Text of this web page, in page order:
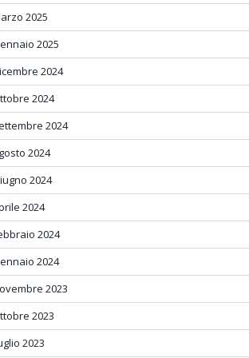
2025
2025
2024
2024
2024
2024
2024
2024
2024
2024
2023
2023
2023